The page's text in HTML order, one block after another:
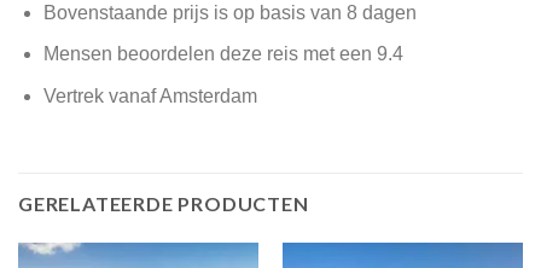
Bovenstaande prijs is op basis van 8 dagen
Mensen beoordelen deze reis met een 9.4
Vertrek vanaf Amsterdam
GERELATEERDE PRODUCTEN